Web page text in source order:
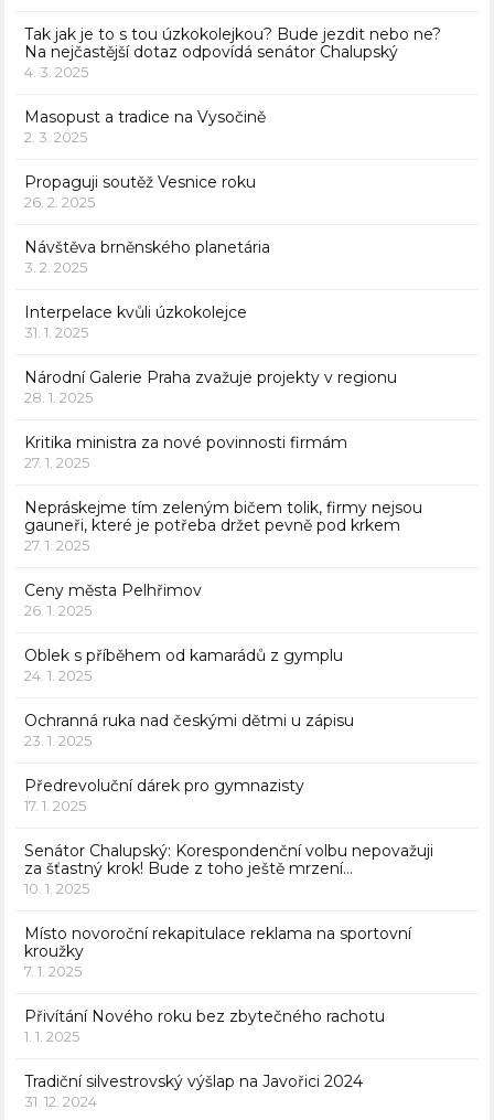
Tak jak je to s tou úzkokolejkou? Bude jezdit nebo ne?
Na nejčastější dotaz odpovídá senátor Chalupský
4. 3. 2025
Masopust a tradice na Vysočině
2. 3. 2025
Propaguji soutěž Vesnice roku
26. 2. 2025
Návštěva brněnského planetária
3. 2. 2025
Interpelace kvůli úzkokolejce
31. 1. 2025
Národní Galerie Praha zvažuje projekty v regionu
28. 1. 2025
Kritika ministra za nové povinnosti firmám
27. 1. 2025
Nepráskejme tím zeleným bičem tolik, firmy nejsou
gauneři, které je potřeba držet pevně pod krkem
27. 1. 2025
Ceny města Pelhřimov
26. 1. 2025
Oblek s příběhem od kamarádů z gymplu
24. 1. 2025
Ochranná ruka nad českými dětmi u zápisu
23. 1. 2025
Předrevoluční dárek pro gymnazisty
17. 1. 2025
Senátor Chalupský: Korespondenční volbu nepovažuji
za šťastný krok! Bude z toho ještě mrzení…
10. 1. 2025
Místo novoroční rekapitulace reklama na sportovní
kroužky
7. 1. 2025
Přivítání Nového roku bez zbytečného rachotu
1. 1. 2025
Tradiční silvestrovský výšlap na Javořici 2024
31. 12. 2024